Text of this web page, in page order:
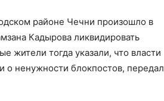
районе Чечни произошло в
Кадырова ликвидировать
жители тогда указали, что власти
о ненужности блокпостов, передал